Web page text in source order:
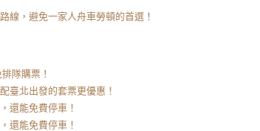
線，避免一家人舟車勞頓的首選！
隊購票！
臺北出發的套票更優惠！
還能免費停車！
還能免費停車！